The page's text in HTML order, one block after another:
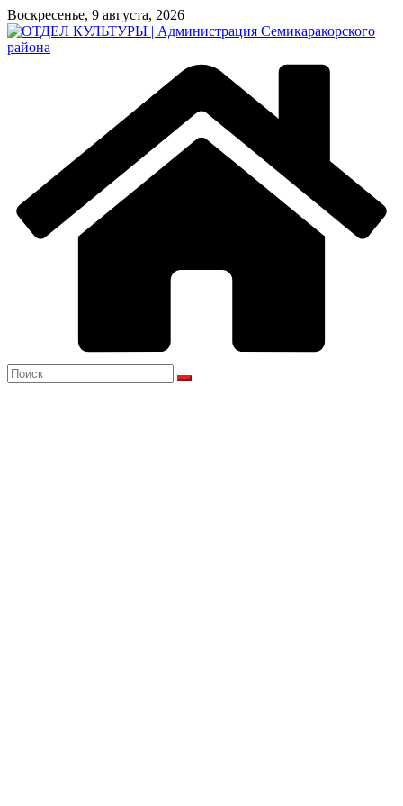
Перейти
к
содержимому
Воскресенье, 9 августа, 2026